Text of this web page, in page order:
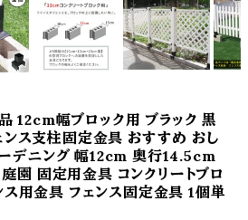
12cm幅ブロック用 ブラック 黒
ンス支柱固定金具 おすすめ おし
デニング 幅12cm 奥行14.5cm
園 固定用金具 コンクリートブロ
ス用金具 フェンス固定金具 1個単